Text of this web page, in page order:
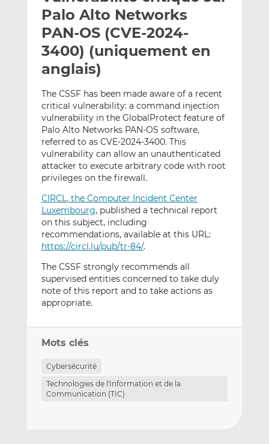
e
r
p
a
m
a
i
l
g
e
r
s
L
i
n
k
e
d
I
g
e
r
s
F
a
c
e
b
o
o
Palo Alto Networks
PAN-OS (CVE-2024-
3400) (uniquement en
anglais)
The CSSF has been made aware of a recent
critical vulnerability: a command injection
vulnerability in the GlobalProtect feature of
Palo Alto Networks PAN-OS software,
referred to as CVE-2024-3400. This
vulnerability can allow an unauthenticated
attacker to execute arbitrary code with root
privileges on the firewall.
CIRCL, the Computer Incident Center
Luxembourg, published a technical report
on this subject, including
recommendations, available at this URL:
https://circl.lu/pub/tr-84/.
The CSSF strongly recommends all
supervised entities concerned to take duly
note of this report and to take actions as
appropriate.
Mots clés
Cybersécurité
Technologies de l'Information et de la
Communication (TIC)